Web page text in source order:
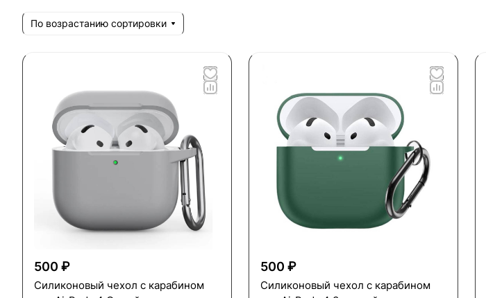
По возрастанию сортировки
500 ₽
Силиконовый чехол c карабином
500 ₽
Силиконовый чехол c карабином